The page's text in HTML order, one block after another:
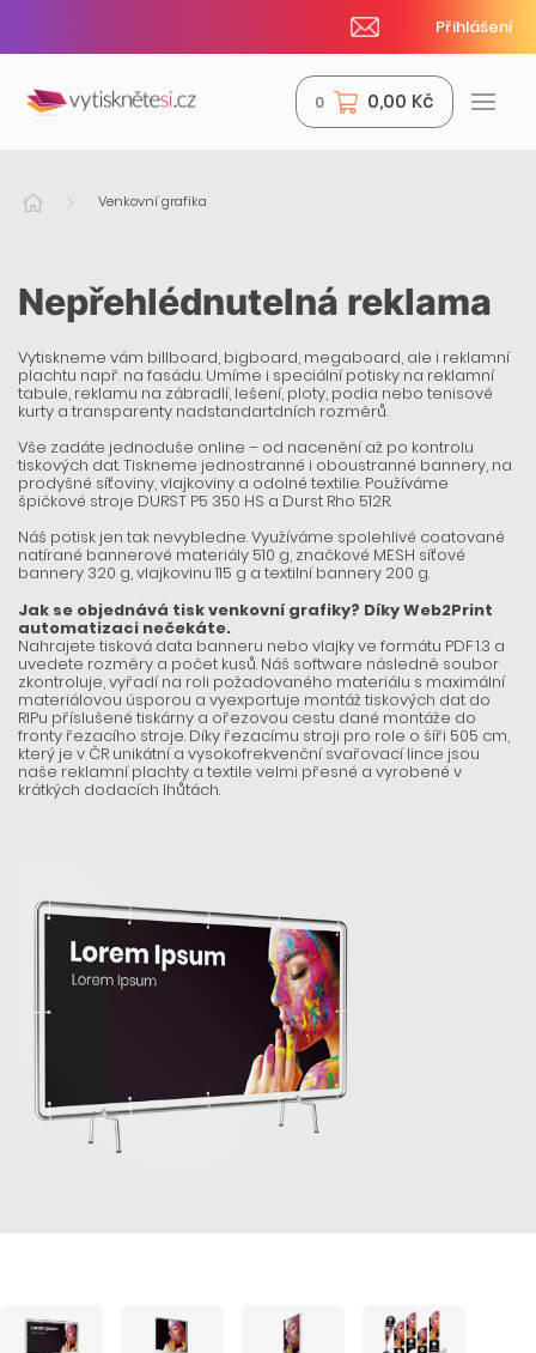
Přihlášení
0 0,00 Kč
Venkovní grafika
Nepřehlédnutelná reklama
Vytiskneme vám billboard, bigboard, megaboard, ale i reklamní
plachtu např. na fasádu. Umíme i speciální potisky na reklamní
tabule, reklamu na zábradlí, lešení, ploty, podia nebo tenisové
kurty a transparenty nadstandartdních rozměrů.
Vše zadáte jednoduše online – od nacenění až po kontrolu
tiskových dat. Tiskneme jednostranné i oboustranné bannery, na
prodyšné síťoviny, vlajkoviny a odolné textilie. Používáme
špičkové stroje DURST P5 350 HS a Durst Rho 512R.
Náš potisk jen tak nevybledne. Využíváme spolehlivé coatované
natírané bannerové materiály 510 g, značkové MESH síťové
bannery 320 g, vlajkovinu 115 g a textilní bannery 200 g.
Jak se objednává tisk venkovní grafiky? Díky Web2Print
automatizaci nečekáte.
Nahrajete tisková data banneru nebo vlajky ve formátu PDF 1.3 a
uvedete rozměry a počet kusů. Náš software následně soubor
zkontroluje, vyřadí na roli požadovaného materiálu s maximální
materiálovou úsporou a vyexportuje montáž tiskových dat do
RIPu příslušené tiskárny a ořezovou cestu dané montáže do
fronty řezacího stroje. Díky řezacímu stroji pro role o šíři 505 cm,
který je v ČR unikátní a vysokofrekvenční svařovací lince jsou
naše reklamní plachty a textile velmi přesné a vyrobené v
krátkých dodacích lhůtách.